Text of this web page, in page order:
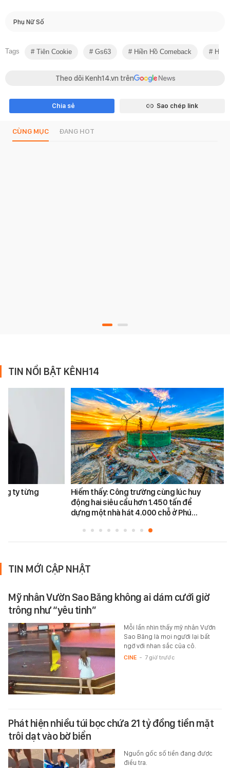
Phụ Nữ Số
Tags Tiên Cookie Gs63 Hiền Hồ Comeback Hiền
Theo dõi Kenh14.vn trên
Chia sẻ Sao chép link
CÙNG MỤC ĐANG HOT
TIN NỔI BẬT KÊNH14
ty từng
Hiếm thấy: Công trường cùng lúc huy
động hai siêu cẩu hơn 1.450 tấn để
dựng một nhà hát 4.000 chỗ ở Phú…
TIN MỚI CẬP NHẬT
Mỹ nhân Vườn Sao Băng không ai dám cưới giờ
trông như “yêu tinh”
Mỗi lần nhìn thấy mỹ nhân Vườn
Sao Băng là mọi người lại bất
ngờ với nhan sắc của cô.
CINE - 7 giờ trước
Phát hiện nhiều túi bọc chứa 21 tỷ đồng tiền mặt
trôi dạt vào bờ biển
Nguồn gốc số tiền đang được
điều tra.